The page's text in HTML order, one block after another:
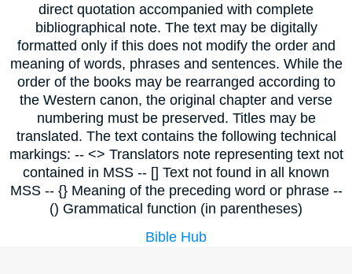
direct quotation accompanied with complete
bibliographical note. The text may be digitally
formatted only if this does not modify the order and
meaning of words, phrases and sentences. While the
order of the books may be rearranged according to
the Western canon, the original chapter and verse
numbering must be preserved. Titles may be
translated. The text contains the following technical
markings: -- <> Translators note representing text not
contained in MSS -- [] Text not found in all known
MSS -- {} Meaning of the preceding word or phrase --
() Grammatical function (in parentheses)
Bible Hub